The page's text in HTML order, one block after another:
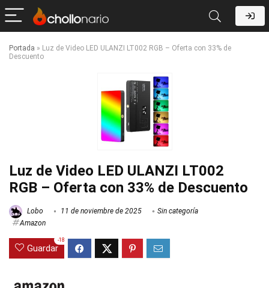
Portada » Luz de Video LED ULANZI LT002 RGB – Oferta con 33% de
Descuento
Luz de Video LED ULANZI LT002
RGB – Oferta con 33% de Descuento
Lobo 11 de noviembre de 2025
Sin categoría
Amazon
Guardar
-18